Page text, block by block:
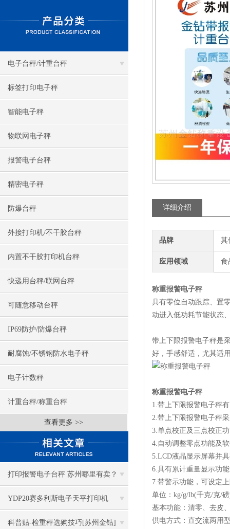
电子台秤/计重台秤
标签打印电子秤
智能电子秤
物联网电子秤
报警电子台秤
精密电子秤
防爆台秤
外接打印机/不干胶台秤
内置不干胶打印机台秤
快递用台秤/联网台秤
可随意移动台秤
IP69防护/防爆台秤
耐腐蚀/不锈钢防水电子秤
电子计数秤
计重台秤/称重台秤
查看更多 >>
打印报警电子台秤 苏州哪里有卖？
YDP20赛多利斯电子天平打印机
科普贴-检重秤选购技巧[苏州金钻]
详细介绍
品牌 其
应用领域 食
称重报警电子秤
具有零位自动跟踪、置
动进入低功耗节能状态
带上下限报警电子秤是
好，手感舒适，尤其适
称重报警电子秤
1.带上下限报警电子秤
2.带上下限报警电子秤
3.单点校正及三点校正
4.自动调整零点功能及
5.LCD液晶显示屏幕并
6.具有累计重量显示功
7.带警示功能，可设定
单位：kg/g/lb(千克/克/
基本功能：清零、去皮
供电方式：直交流两用